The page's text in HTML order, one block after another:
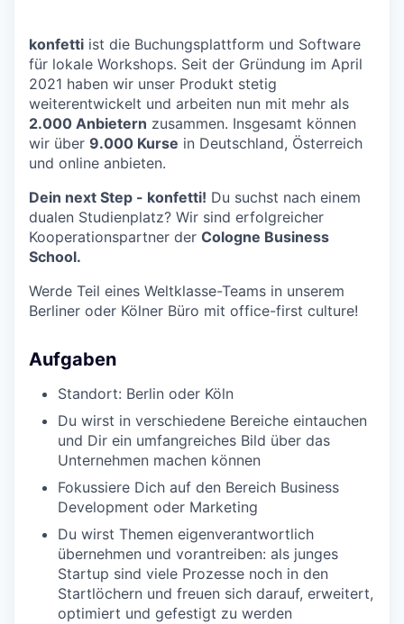
konfetti ist die Buchungsplattform und Software
für lokale Workshops. Seit der Gründung im April
2021 haben wir unser Produkt stetig
weiterentwickelt und arbeiten nun mit mehr als
2.000 Anbietern zusammen. Insgesamt können
wir über 9.000 Kurse in Deutschland, Österreich
und online anbieten.
Dein next Step - konfetti! Du suchst nach einem
dualen Studienplatz? Wir ​sind erfolgreicher
Kooperationspartner der Cologne Business
School.
Werde Teil eines Weltklasse-Teams in unserem
Berliner oder Kölner Büro mit office-first culture!
Aufgaben
Standort: Berlin oder Köln
Du wirst in verschiedene Bereiche eintauchen
und Dir ein umfangreiches Bild über das
Unternehmen machen können
Fokussiere Dich auf den Bereich Business
Development oder Marketing
Du wirst Themen eigenverantwortlich
übernehmen und vorantreiben: als junges
Startup sind viele Prozesse noch in den
Startlöchern und freuen sich darauf, erweitert,
optimiert und gefestigt zu werden